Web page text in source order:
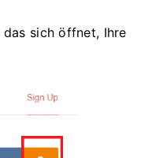
das sich öffnet, Ihre